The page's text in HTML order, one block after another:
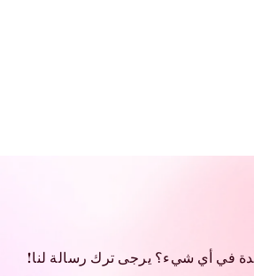
في أي شيء؟ يرجى ترك رسالة لنا!